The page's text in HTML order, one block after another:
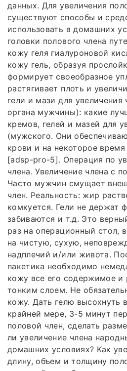
данных. Для увеличения
существуют способы и
использовать в домашних
головки полового члена
кожу геля гиалуроновой
кожу гель, образуя
формирует своеобразное
растягивает плоть и
гели и мази для увеличения
органа мужчины): какие
кремов, гелей и мазей для
(мужского. Они
крови и на некоторое
[adsp-pro-5]. Операция по
члена. Увеличение члена с
Часто мужчин смущает
член. Реальность: жир
комкуется. Гели не держат
забиваются и т.д. Это
раз на операционный стол,
на чистую, сухую,
надплечий и/или живота.
пакетика необходимо
кожу все его содержимое и
тонким слоем. Не
кожу. Дать гелю высохнуть
крайней мере, 3-5 минут
половой член, сделать
ли увеличение члена
домашних условиях? Как
длину, объем и толщину